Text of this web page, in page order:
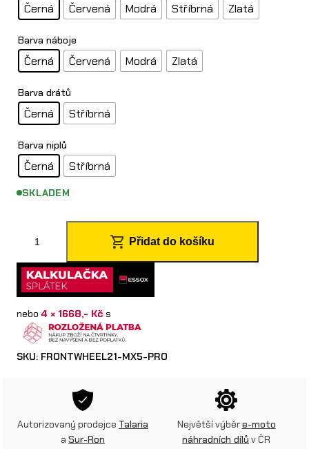
Černá Červená Modrá Stříbrná Zlatá
Barva náboje
Černá Červená Modrá Zlatá
Barva drátů
Černá Stříbrná
Barva niplů
Černá Stříbrná
SKLADEM
Přidat do košíku
nebo 4 × 1668,- Kč s
SKU: FRONTWHEEL21-MX5-PRO
Autorizovaný prodejce Talaria
a Sur-Ron
Největší výběre-moto
náhradních dílů v ČR